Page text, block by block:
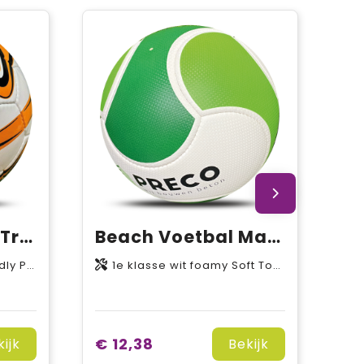
Voetbal maat 5 Training ECO
binnenbal
Beach Voetbal Maat 5
1e klasse wit foamy Soft Touch PVC kunstleder, 6P free (weekmaker vrij), Latex binnenbal
€ 12,38 Bekijk